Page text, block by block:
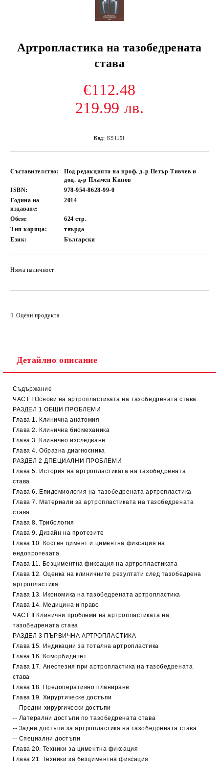
Артропластика на тазобедрената
става
€112.48
219.99 лв.
Код: KS1151
Съставителство:
Под редакцията на проф. д-р Петър Тивчев и
доц. д-р Пламен Кинов
ISBN:
978-954-8628-99-0
Година на
издаване:
2014
Обем: 624стр.
Тип корица:
твърда
Език:
Български
Няма наличност
Оцени продукта
Детайлно описание
Съдържание
ЧАСТ I Основи на артропластиката на тазобедрената става
РАЗДЕЛ 1 ОБЩИ ПРОБЛЕМИ
Глава 1. Клинична анатомия
Глава 2. Клинична биомеханика
Глава 3. Клинично изследване
Глава 4. Образна диагносника
РАЗДЕЛ 2 ДПЕЦИАЛНИ ПРОБЛЕМИ
Глава 5. История на артропластиката на тазобедрената
става
Глава 6. Епидемиология на тазобедрената артропластика
Глава 7. Материали за артропластиката на тазобедрената
става
Глава 8. Трибология
Глава 9. Дизайн на протезите
Глава 10. Костен цимент и циментна фиксация на
ендопротезата
Глава 11. Безциментна фиксация на артропластиката
Глава 12. Оценка на клиничните резултати след тазобедрена
артропластика
Глава 13. Икономика на тазобедрената артропластика
Глава 14. Медицина и право
ЧАСТ II Клинични проблеми на артропластиката на
тазобедрената става
РАЗДЕЛ 3 ПЪРВИЧНА АРТРОПЛАСТИКА
Глава 15. Индикации за тотална артропластика
Глава 16. Коморбидитет
Глава 17. Анестезия при артропластика на тазобедрената
става
Глава 18. Предоперативно планиране
Глава 19. Хируртическе достъпи
-- Предни хирургически достъпи
-- Латерални достъпи по тазобедрената става
-- Задни достъпи за артропластика на тазобедрената става
-- Специални достъпи
Глава 20. Техники за циментна фиксация
Глава 21. Техники за безциментна фиксация